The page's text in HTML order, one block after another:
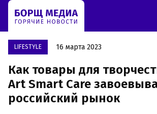
LIFESTYLE 16 марта 2023
Как товары для
Art Smart Care
российский рынок